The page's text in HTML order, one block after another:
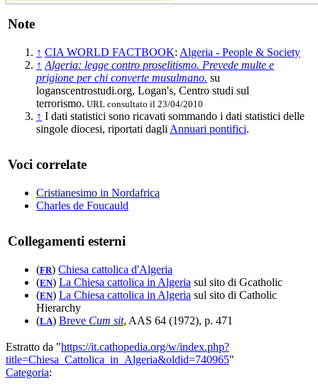
Note
↑ CIA WORLD FACTBOOK: Algeria - People & Society
↑ Algeria: legge contro proselitismo. Prevede multe e
prigione per chi converte musulmano. su
loganscentrostudi.org, Logan's, Centro studi sul
terrorismo. URL consultato il 23/04/2010
↑ I dati statistici sono ricavati sommando i dati statistici delle
singole diocesi, riportati dagli Annuari pontifici.
Voci correlate
Cristianesimo in Nordafrica
Charles de Foucauld
Collegamenti esterni
(FR) Chiesa cattolica d'Algeria
(EN) La Chiesa cattolica in Algeria sul sito di Gcatholic
(EN) La Chiesa cattolica in Algeria sul sito di Catholic
Hierarchy
(LA) Breve Cum sit, AAS 64 (1972), p. 471
Estratto da "https://it.cathopedia.org/w/index.php?
title=Chiesa_Cattolica_in_Algeria&oldid=740965"
Categoria: